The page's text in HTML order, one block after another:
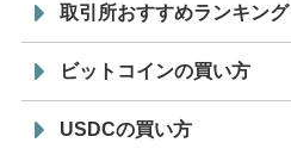
取引所おすすめランキング
ビットコインの買い方
USDCの買い方